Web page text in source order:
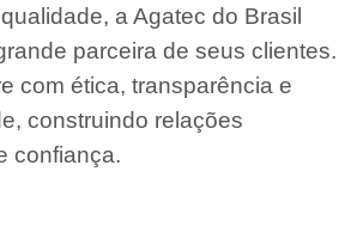
a Agatec do Brasil
parceira de seus clientes.
com ética, transparência e
construindo relações
confiança.